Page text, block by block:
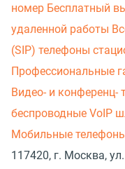
номер Бесплатный
удаленной работы
(SIP) телефоны
Профессиональные
Видео- и конференц-
беспроводные VoIP
Мобильные
117420, г. Москва,